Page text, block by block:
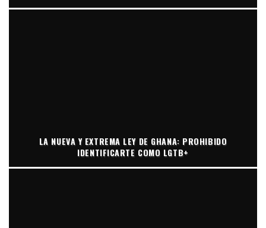
LA NUEVA Y EXTREMA LEY DE GHANA: PROHIBIDO
IDENTIFICARTE COMO LGTB+